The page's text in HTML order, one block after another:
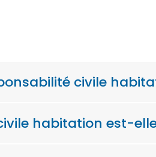
civile
habitation est-